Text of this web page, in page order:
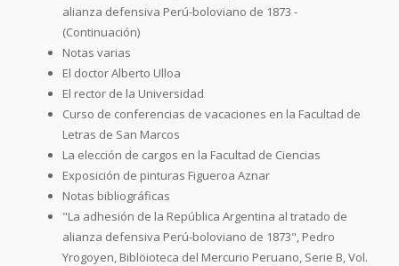
alianza defensiva Perú-boloviano de 1873 -
(Continuación)
Notas varias
El doctor Alberto Ulloa
El rector de la Universidad
Curso de conferencias de vacaciones en la Facultad de
Letras de San Marcos
La elección de cargos en la Facultad de Ciencias
Exposición de pinturas Figueroa Aznar
Notas bibliográficas
"La adhesión de la República Argentina al tratado de
alianza defensiva Perú-boloviano de 1873", Pedro
Yrogoyen, Biblöioteca del Mercurio Peruano, Serie B, Vol.